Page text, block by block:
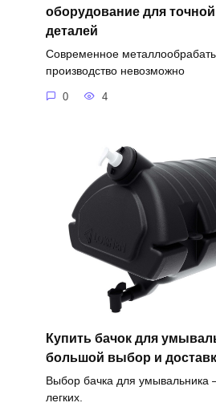
оборудование для
деталей
Современное
производство невозможно
0 4
Купить бачок для
большой выбор и
Выбор бачка для умывальника
легких.